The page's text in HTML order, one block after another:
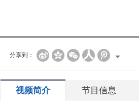
分享到：
视频简介 节目信息